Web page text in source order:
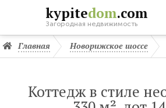
kypitedom.com
Загородная недвижимость
Главная Новорижское шоссе
Коттедж в стиле